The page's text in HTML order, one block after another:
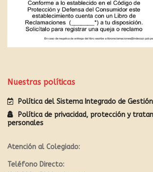
Nuestras políticas
Política del Sistema Integrado de Gestión
Política de privacidad, protección y
personales
Atención al Colegiado:
Teléfono Directo: